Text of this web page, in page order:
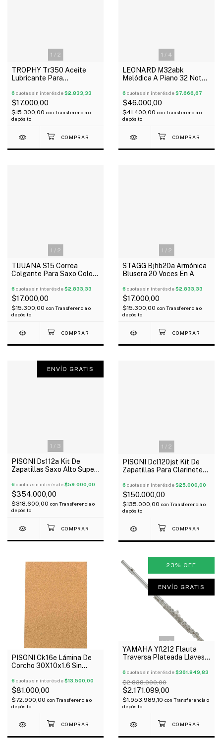
1 / 2
TROPHY Tr350 Aceite
Lubricante Para
6 cuotas sin interés de$2.833,33
$17.000,00
$15.300,00 con Transferencia o
depósito
1 / 4
LEONARD M32abk
Melódica A Piano 32 Notas
6 cuotas sin interés de$7.666,67
$46.000,00
$41.400,00 con Transferencia o
depósito
1 / 2
TIJUANA S15 Correa
Colgante Para Saxo Color
6 cuotas sin interés de$2.833,33
$17.000,00
$15.300,00 con Transferencia o
depósito
1 / 2
STAGG Bjhb20a Armónica
Blusera 20 Voces En A
6 cuotas sin interés de$2.833,33
$17.000,00
$15.300,00 con Transferencia o
depósito
1 / 3
ENVÍO GRATIS
PISONI Ds112a Kit De
Zapatillas Saxo Alto Super
6 cuotas sin interés de$59.000,00
$354.000,00
$318.600,00 con Transferencia o
depósito
1 / 2
PISONI Dcl120jst Kit De
Zapatillas Para Clarinete
6 cuotas sin interés de$25.000,00
$150.000,00
$135.000,00 con Transferencia o
depósito
PISONI Ck16e Lámina De
Corcho 30X10x1.6 Sin
6 cuotas sin interés de$13.500,00
$81.000,00
$72.900,00 con Transferencia o
depósito
1/2
23 % OFF
ENVÍO GRATIS
YAMAHA Yfl212 Flauta
Traversa Plateada Llaves
6 cuotas sin interés de$361.849,83
$2.838.000,00
$2.171.099,00
$1.953.989,10 con Transferencia o
depósito